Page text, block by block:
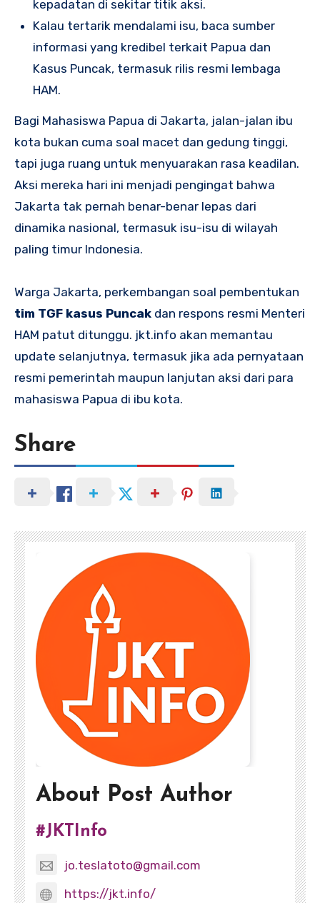
kepadatan di sekitar titik aksi.
Kalau tertarik mendalami isu, baca sumber
informasi yang kredibel terkait Papua dan
Kasus Puncak, termasuk rilis resmi lembaga
HAM.
Bagi Mahasiswa Papua di Jakarta, jalan-jalan ibu
kota bukan cuma soal macet dan gedung tinggi,
tapi juga ruang untuk menyuarakan rasa keadilan.
Aksi mereka hari ini menjadi pengingat bahwa
Jakarta tak pernah benar-benar lepas dari
dinamika nasional, termasuk isu-isu di wilayah
paling timur Indonesia.
Warga Jakarta, perkembangan soal pembentukan
tim TGF kasus Puncak dan respons resmi Menteri
HAM patut ditunggu. jkt.info akan memantau
update selanjutnya, termasuk jika ada pernyataan
resmi pemerintah maupun lanjutan aksi dari para
mahasiswa Papua di ibu kota.
Share
About Post Author
#JKTInfo
jo.teslatoto@gmail.com
https://jkt.info/